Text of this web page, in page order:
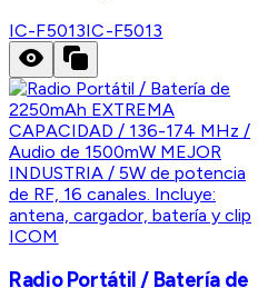
IC-F5013IC-F5013
ICOM
Radio Portátil / Batería de